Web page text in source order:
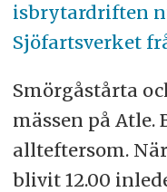
isbrytardriften
Sjöfartsverket
Smörgåstårta
mässen på
allteftersom.
blivit 12.00